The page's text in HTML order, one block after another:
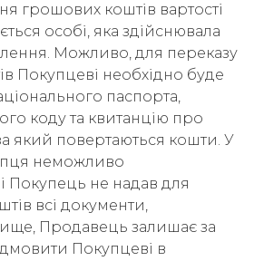
грошових коштів вартості
особі, яка здійснювала
Можливо, для переказу
Покупцеві необхідно буде
паспорта,
коду та квитанцію про
який повертаються кошти. У
неможливо
і Покупець не надав для
всі документи,
Продавець залишає за
Покупцеві в